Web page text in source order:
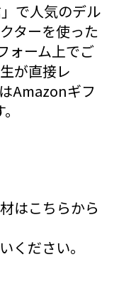
で人気のデル
ターを使った
ォーム上でご
が直接レ
Amazonギフ
はこちらから
ください。